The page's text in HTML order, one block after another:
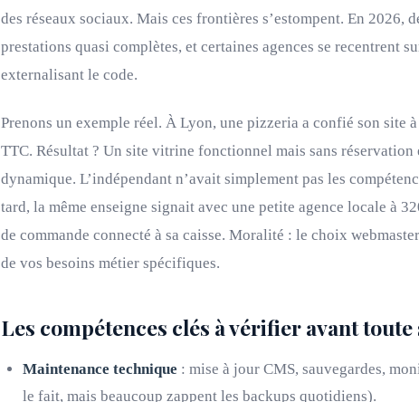
des réseaux sociaux. Mais ces frontières s’estompent. En 2026,
prestations quasi complètes, et certaines agences se recentrent
externalisant le code.
Prenons un exemple réel. À Lyon, une pizzeria a confié son site
TTC. Résultat ? Un site vitrine fonctionnel mais sans
dynamique. L’indépendant n’avait simplement pas les
tard, la même enseigne signait avec une petite agence locale à
de commande connecté à sa caisse. Moralité : le choix
de vos besoins métier spécifiques.
Les compétences clés à vérifier avant
Maintenance technique : mise à jour CMS, sauvegardes,
le fait, mais beaucoup zappent les backups quotidiens).